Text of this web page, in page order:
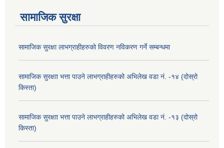
सामाजिक सुरक्षा
सामाजिक सुरक्षा लाभग्राहीहरुको विवरण नविकरण गर्ने सम्बन्धमा
सामाजिक सुरक्षाा भत्ता पाउने लाभग्राहीहरुको अभिलेख वडा नं. -१४ (दोस्रो
किस्ता)
सामाजिक सुरक्षाा भत्ता पाउने लाभग्राहीहरुको अभिलेख वडा नं. -१३ (दोस्रो
किस्ता)